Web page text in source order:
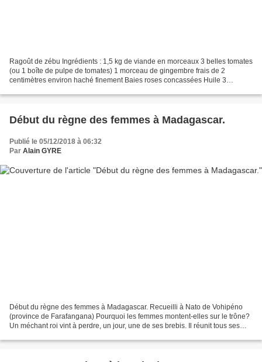
Ragoût de zébu Ingrédients : 1,5 kg de viande en morceaux 3 belles tomates
(ou 1 boîte de pulpe de tomates) 1 morceau de gingembre frais de 2
centimètres environ haché finement Baies roses concassées Huile 3
Début du règne des femmes à Madagascar.
Publié le 05/12/2018 à 06:32
Par Alain GYRE
Début du règne des femmes à Madagascar. Recueilli à Nato de Vohipéno
(province de Farafangana) Pourquoi les femmes montent-elles sur le trône?
Un méchant roi vint à perdre, un jour, une de ses brebis. Il réunit tous ses